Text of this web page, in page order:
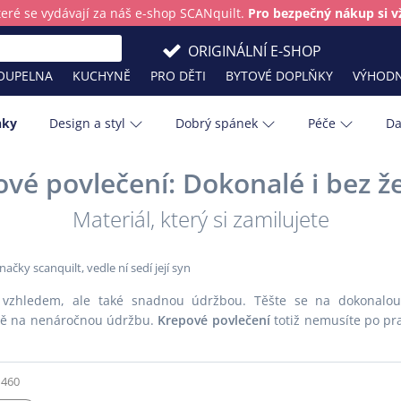
se vydávají za náš e-shop SCANquilt. Pro bezpečný nákup si
KUCHYNĚ PRO DĚTI BYTOVÉ DOPLŇKY
ORIGINÁLNÍ E-SHOP
Design a styl
Tipy na ty nejlepší svatební dary
Dobrý spánek
Masky na spaní: Komfort a relaxace
cestách
Spánek v průběhu let: Dospělí
Péče
Skladování přikrývek, polštářů a
matrací
Bydlíme s mazlíčky: Jak mít doma
Barva roku
Bavlna
Děti
Hygiena
Kuchyňské
Ložnice
Obývací
Podzim
povlečení: Dokonalé i bez
Materiál, který si zamilujete
ale také snadnou údržbou. Těšte se na
na nenáročnou údržbu. Krepové povlečenítotiž nemusíte po
460